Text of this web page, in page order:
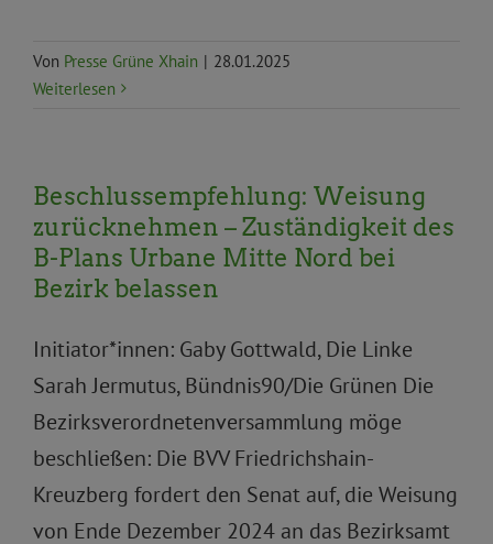
Von Presse Grüne Xhain | 28.01.2025
Weiterlesen
Beschlussempfehlung: Weisung
zurücknehmen – Zuständigkeit des
B-Plans Urbane Mitte Nord bei
Bezirk belassen
Initiator*innen: Gaby Gottwald, Die Linke
Sarah Jermutus, Bündnis90/Die Grünen Die
Bezirksverordnetenversammlung möge
beschließen: Die BVV Friedrichshain-
Kreuzberg fordert den Senat auf, die Weisung
von Ende Dezember 2024 an das Bezirksamt